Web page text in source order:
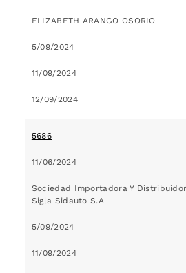
ELIZABETH ARANGO OSORIO
5/09/2024
11/09/2024
12/09/2024
5686
11/06/2024
Sociedad Importadora Y
Sigla Sidauto S.A
5/09/2024
11/09/2024